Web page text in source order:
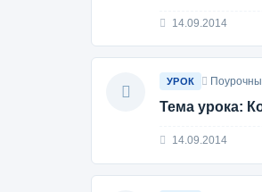
14.09.2014
УРОК
Тема урока:
14.09.2014